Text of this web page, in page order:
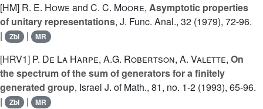
[HM] R. E. Howe and C. C. Moore, Asymptotic properties
of unitary representations, J. Func. Anal., 32 (1979), 72-96.
|
Zbl | MR
[HRV1] P. De La Harpe, A.G. Robertson, A. Valette, On
the spectrum of the sum of generators for a finitely
generated group, Israel J. of Math., 81, no. 1-2 (1993), 65-96.
|
Zbl | MR